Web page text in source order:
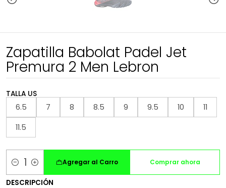
Zapatilla Babolat Padel Jet
Premura 2 Men Lebron
TALLA US
6.5 7 8 8.5 9 9.5 10
11
11.5
Cantidad
Agregar al Carro Comprar ahora
DESCRIPCIÓN